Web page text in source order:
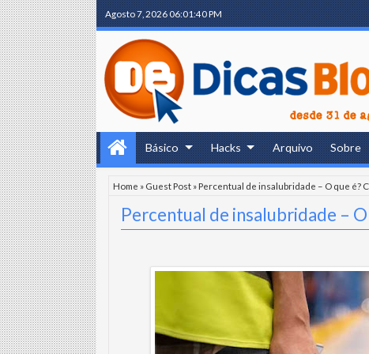
Agosto 7, 202606:01:41 PM
Básico Hacks Arquivo Sobre
Home » Guest Post »Percentual de insalubridade – O que é?
Percentual de insalubridade –